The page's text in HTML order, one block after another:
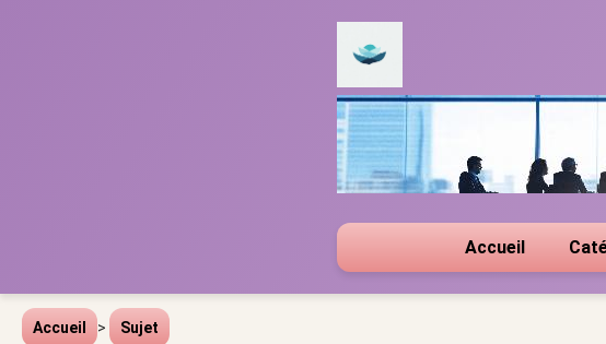
Accueil
Accueil > Sujet